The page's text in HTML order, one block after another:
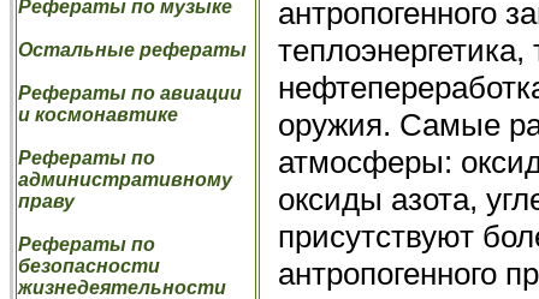
Рефераты по музыке
Остальные рефераты
Рефераты по авиации
и космонавтике
Рефераты по
административному
праву
Рефераты по
безопасности
жизнедеятельности
антропогенного
оружия. Самые
атмосферы:
оксиды азота,
присутствуют
антропогенного